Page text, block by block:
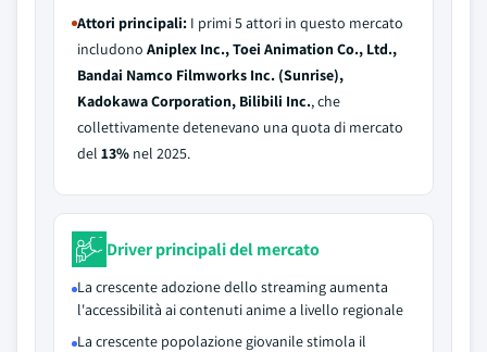
Attori principali: I primi 5 attori in questo mercato
includono Aniplex Inc., Toei Animation Co., Ltd.,
Bandai Namco Filmworks Inc. (Sunrise),
Kadokawa Corporation, Bilibili Inc., che
collettivamente detenevano una quota di mercato
del 13% nel 2025.
Driver principali del mercato
La crescente adozione dello streaming aumenta
l'accessibilità ai contenuti anime a livello regionale
La crescente popolazione giovanile stimola il